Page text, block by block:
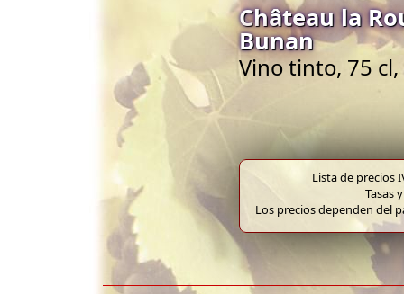
Château la
Bunan
Vino tinto, 75
Lista de precios
Tasas
Los precios dependen del